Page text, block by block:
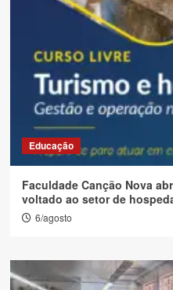
Educação
Faculdade Canção Nova
voltado ao setor de
6/agosto